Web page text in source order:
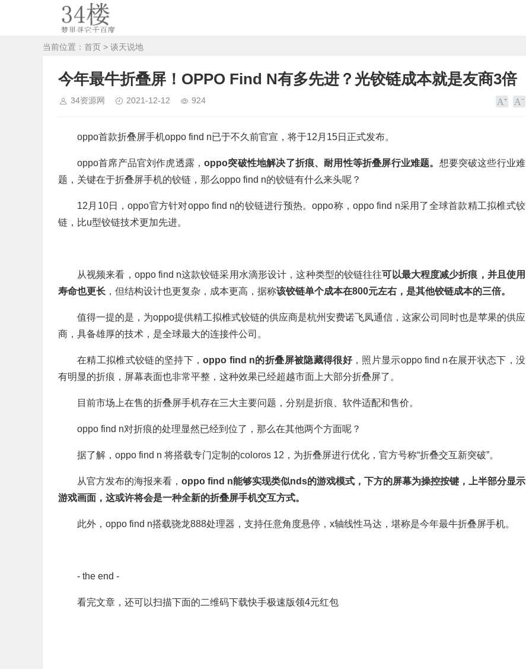
当前位置： 首页 > 谈天说地
今年最牛折叠屏！OPPO Find N有多先进？光铰链成本就是友商3倍
34资源网 2021-12-12 924
oppo首款折叠屏手机oppo find n已于不久前官宣，将于12月15日正式发布。
oppo首席产品官刘作虎透露，oppo突破性地解决了折痕、耐用性等折叠屏行业难题。 想要突破这些行业难
题，关键在于折叠屏手机的铰链，那么oppo find n的铰链有什么来头呢？
12月10日，oppo官方针对oppo find n的铰链进行预热。oppo称，oppo find n采用了全球首款精工拟椎式铰
链，比u型铰链技术更加先进。
从视频来看，oppo find n这款铰链采用水滴形设计，这种类型的铰链往往可以最大程度减少折痕，并且使用
寿命也更长 ，但结构设计也更复杂，成本更高，据称该铰链单个成本在800元左右，是其他铰链成本的三倍。
值得一提的是，为oppo提供精工拟椎式铰链的供应商是杭州安费诺飞凤通信，这家公司同时也是苹果的供应
商，具备雄厚的技术，是全球最大的连接件公司。
在精工拟椎式铰链的坚持下，oppo find n的折叠屏被隐藏得很好，照片显示oppo find n在展开状态下，没
有明显的折痕，屏幕表面也非常平整，这种效果已经超越市面上大部分折叠屏了。
目前市场上在售的折叠屏手机存在三大主要问题，分别是折痕、软件适配和售价。
oppo find n对折痕的处理显然已经到位了，那么在其他两个方面呢？
据了解，oppo find n 将搭载专门定制的coloros 12，为折叠屏进行优化，官方号称“折叠交互新突破”。
从官方发布的海报来看， oppo find n能够实现类似nds的游戏模式，下方的屏幕为操控按键，上半部分显示
游戏画面，这或许将会是一种全新的折叠屏手机交互方式。
此外，oppo find n搭载骁龙888处理器，支持任意角度悬停，x轴线性马达，堪称是今年最牛折叠屏手机。
- the end -
看完文章，还可以扫描下面的二维码下载快手极速版领4元红包